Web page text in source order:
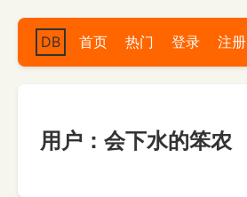
DB 首页 热门 登录 注册
用户：会下水的笨农